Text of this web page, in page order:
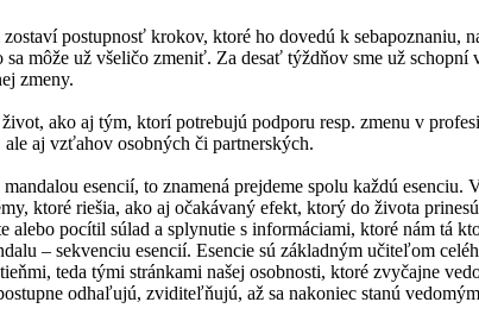
postupnosť krokov, ktoré ho dovedú k
môže už všeličo zmeniť. Za desať týždňov sme už
zmeny.
ako aj tým, ktorí potrebujú podporu resp. zmenu v
aj vzťahov osobných či partnerských.
esencií, to znamená prejdeme spolu každú
ktoré riešia, ako aj očakávaný efekt, ktorý do života
pocítil súlad a splynutie s informáciami, ktoré nám tá
– sekvenciu esencií. Esencie sú základným učiteľom
teda tými stránkami našej osobnosti, ktoré zvyčajne
odhaľujú, zviditeľňujú, až sa nakoniec stanú